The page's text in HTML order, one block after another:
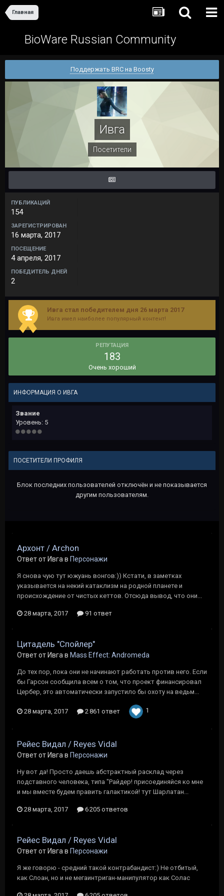
Главная
BioWare Russian Community
Поддержать BRC на Boosty
Ивга
Посетители
ПУБЛИКАЦИЙ
154
ЗАРЕГИСТРИРОВАН
16 марта, 2017
ПОСЕЩЕНИЕ
4 апреля, 2017
ПОБЕДИТЕЛЬ ДНЕЙ
2
Ивга стал победителем дня 26 марта 2017
Ивга имел наиболее популярный контент!
РЕПУТАЦИЯ
183
Очень хороший
ИНФОРМАЦИЯ О ИВГА
Звание
Уровень: 5
ПОСЕТИТЕЛИ ПРОФИЛЯ
Блок последних пользователей отключён и не показывается
другим пользователям.
Архонт / Archon
Ответ от Ивга в Персонажи
Я снова чую тут южуань вонгов:)) Кстати, в заметках
указывается на некий катаклизм на родной планете и
происхождение от чистых кеттов. Отсюда вывод, что они...
28 марта, 2017 91 ответ
Цитадель "Спойлер"
Ответ от Ивга в Mass Effect: Andromeda
До тех пор, пока они не начинают работать против него. Если
бы Гарсон сообщила всем о том, что проект финансировал
Цербер, это автоматически запустило бы охоту на ведьм...
28 марта, 2017 2 861 ответ 1
Рейес Видал / Reyes Vidal
Ответ от Ивга в Персонажи
Ну вот да! Просто даешь абстрактный расклад через
подставного человека, типа "Райдер! присоединяйся ко мне
и мы вместе будем править галактикой! тут Шарлатан...
28 марта, 2017 6 205 ответов
Рейес Видал / Reyes Vidal
Ответ от Ивга в Персонажи
Я же говорю - средний такой контрабандист:) Не отбитый,
как Слоан, но и не мегаинтриган-манипулятор как Солас